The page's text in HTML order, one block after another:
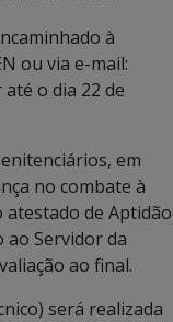
à
ou via e-mail:
o dia 22 de
em
no combate à
de Aptidão
ao Servidor da
ao final.
será realizada